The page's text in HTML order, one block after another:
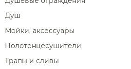
Душ
Мойки, аксессуары
Полотенцесушители
Трапы и сливы